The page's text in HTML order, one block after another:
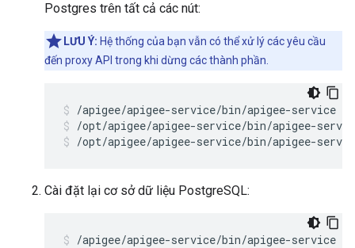
Postgres trên tất cả các nút:
LƯU Ý: Hệ thống của bạn vẫn có thể xử lý các yêu cầu
đến proxy API trong khi dừng các thành phần.
/opt/apigee/apigee-service/bin/apigee-
/opt/apigee/apigee-service/bin/apigee-
Cài đặt lại cơ sở dữ liệu PostgreSQL:
/apigee/apigee-service/bin/apigee-service